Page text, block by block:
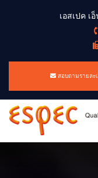
เอสเปค เ
สอบถามรายละ